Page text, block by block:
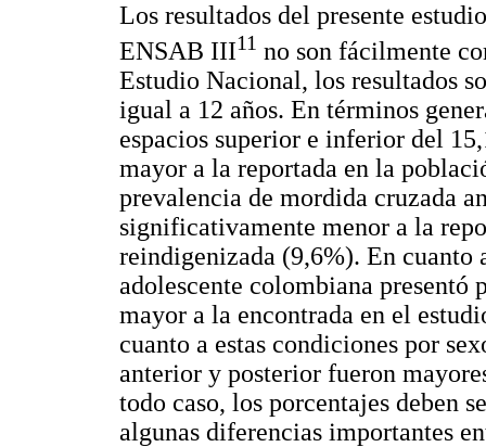
Los resultados del presente
ENSAB III11 no son fácilmente
Estudio Nacional, los resultados
igual a 12 años. En términos
espacios superior e inferior del
mayor a la reportada en la
prevalencia de mordida cruzada
significativamente menor a la
reindigenizada (9,6%). En cuanto
adolescente colombiana
mayor a la encontrada en el
cuanto a estas condiciones por
anterior y posterior fueron
todo caso, los porcentajes deben
algunas diferencias importantes